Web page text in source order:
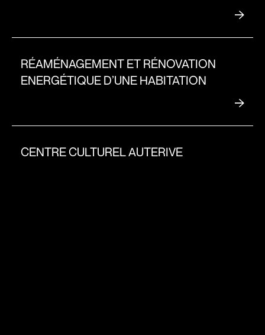
RÉAMÉNAGEMENT ET RÉNOVATION
ENERGÉTIQUE D’UNE HABITATION
CENTRE CULTUREL AUTERIVE